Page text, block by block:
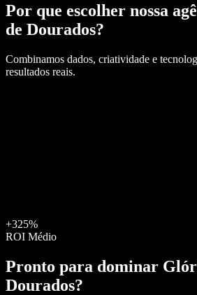
Por que escolher nossa
de Dourados?
Combinamos dados, criatividade e
resultados reais.
+325%
ROI Médio
Pronto para dominar
Dourados?